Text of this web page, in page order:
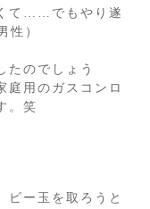
て……でもやり遂
性）
たのでしょう
用のガスコンロ
。笑
ビー玉を取ろうと